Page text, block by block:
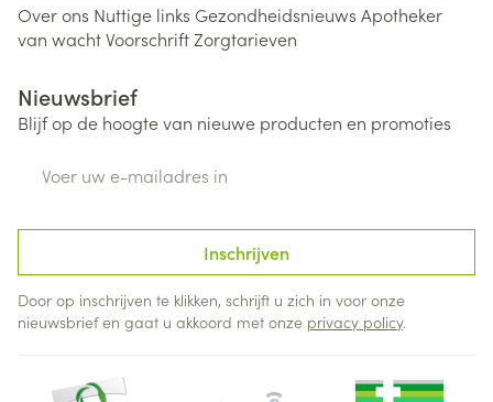
Over ons Nuttige links Gezondheidsnieuws Apotheker
van wachtVoorschriftZorgtarieven
Nieuwsbrief
Blijf op de hoogte van nieuwe producten en promoties
Inschrijven
Door op inschrijven te klikken, schrijft u zich in voor onze
nieuwsbrief en gaat u akkoord met onze privacy policy.